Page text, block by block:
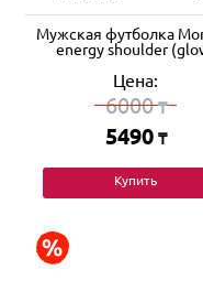
Мужская футболка
energy shoulder
Цена:
6000₸
5490 ₸
Купить